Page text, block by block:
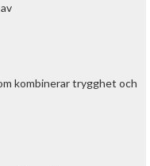
kombinerar trygghet och